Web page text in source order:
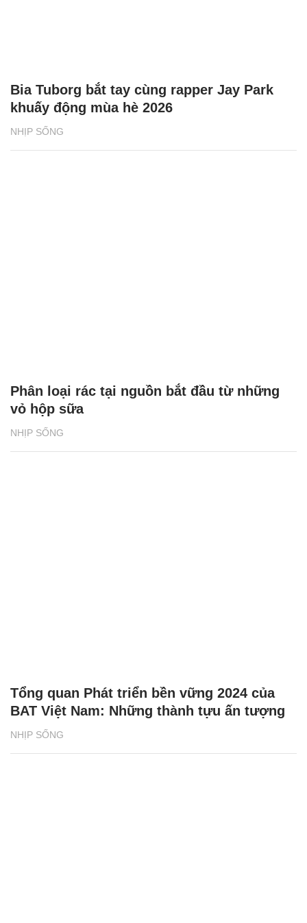
NHỊP SỐNG
Bia Tuborg bắt tay cùng rapper Jay Park
khuấy động mùa hè 2026
NHỊP SỐNG
Phân loại rác tại nguồn bắt đầu từ những
vỏ hộp sữa
NHỊP SỐNG
Tổng quan Phát triển bền vững 2024 của
BAT Việt Nam: Những thành tựu ấn tượng